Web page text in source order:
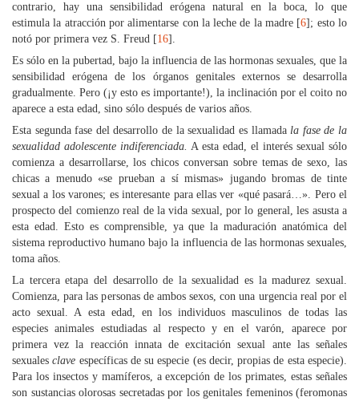
contrario, hay una sensibilidad erógena natural en la boca, lo que
estimula la atracción por alimentarse con la leche de la madre [6]; esto lo
notó por primera vez S. Freud [16].
Es sólo en la pubertad, bajo la influencia de las hormonas sexuales, que la
sensibilidad erógena de los órganos genitales externos se desarrolla
gradualmente. Pero (¡y esto es importante!), la inclinación por el coito no
aparece a esta edad, sino sólo después de varios años.
Esta segunda fase del desarrollo de la sexualidad es llamadala fase de la
sexualidad adolescente indiferenciada. A esta edad, el interés sexual sólo
comienza a desarrollarse, los chicos conversan sobre temas de sexo, las
chicas a menudo «se prueban a sí mismas» jugando bromas de tinte
sexual a los varones; es interesante para ellas ver «qué pasará…». Pero el
prospecto del comienzo real de la vida sexual, por lo general, les asusta a
esta edad. Esto es comprensible, ya que la maduración anatómica del
sistema reproductivo humano bajo la influencia de las hormonas sexuales,
toma años.
La tercera etapa del desarrollo de la sexualidad es la madurez sexual.
Comienza, para las personas de ambos sexos, con una urgencia real por el
acto sexual. A esta edad, en los individuos masculinos de todas las
especies animales estudiadas al respecto y en el varón, aparece por
primera vez la reacción innata de excitación sexual ante las señales
sexualesclave específicas de su especie (es decir, propias de esta especie).
Para los insectos y mamíferos, a excepción de los primates, estas señales
son sustancias olorosas secretadas por los genitales femeninos (feromonas